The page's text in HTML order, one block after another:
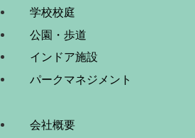
学校校庭
公園・歩道
インドア施設
パークマネジメント
会社概要